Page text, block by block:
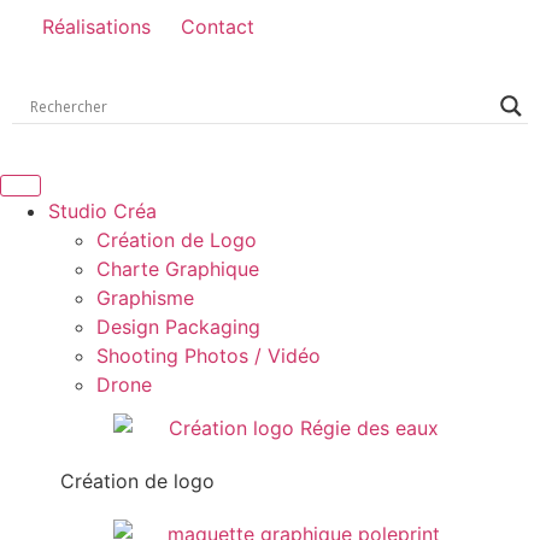
Réalisations Contact
Studio Créa
Création de Logo
Charte Graphique
Graphisme
Design Packaging
Shooting Photos / Vidéo
Drone
Création de logo